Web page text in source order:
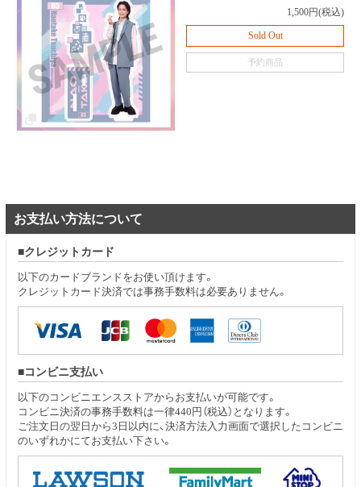
1,500円(税込)
Sold Out
予約商品
お支払い方法について
クレジットカード
以下のカードブランドをお使い頂けます。
クレジットカード決済では事務手数料は必要ありません。
コンビニ支払い
以下のコンビニエンスストアからお支払いが可能です。
コンビニ決済の事務手数料は一律440円（税込）となります。
ご注文日の翌日から3日以内に、決済方法入力画面で選択したコンビニ
のいずれかにてお支払い下さい。